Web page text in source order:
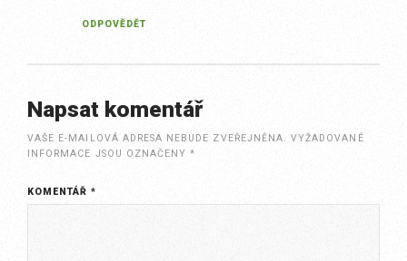
ODPOVĚDĚT
Napsat komentář
VAŠE E-MAILOVÁ ADRESA NEBUDE ZVEŘEJNĚNA.
VYŽADOVANÉ
INFORMACE JSOU OZNAČENY*
KOMENTÁŘ*